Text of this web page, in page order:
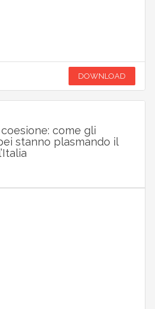
DOWNLOAD
come gli
stanno plasmando il